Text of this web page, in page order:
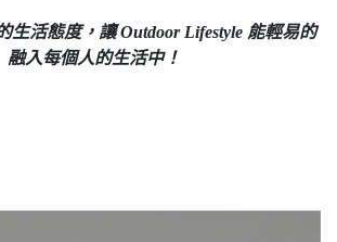
生活態度，讓 Outdoor Lifestyle 能輕易的
融入每個人的生活中！